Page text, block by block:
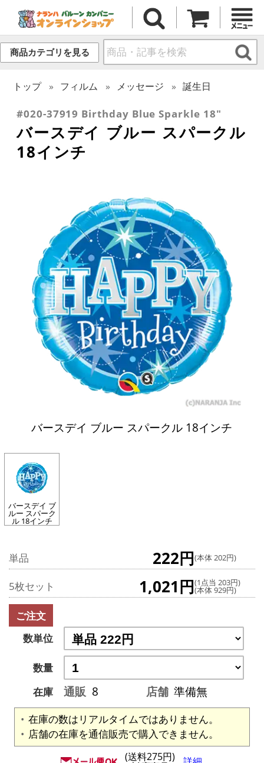
商品カテゴリを見る
トップ フィルム メッセージ 誕生日
#020-37919 Birthday Blue Sparkle 18"
バースデイ ブルー スパークル
18インチ
バースデイ ブルー スパークル 18インチ
バースデイ ブ
ルー スパーク
ル 18インチ
単品 222円(本体 202円)
5枚セット 1,021円(1点当 203円)
(本体 929円)
ご注文
数単位
数量
在庫
通販 8 店舗 準備無
在庫の数はリアルタイムではありません。
店舗の在庫を通信販売で購入できません。
(送料275円)